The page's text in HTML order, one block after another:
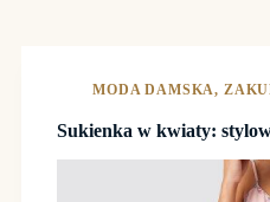
MODA DAMSKA,
Sukienka w kwiaty: